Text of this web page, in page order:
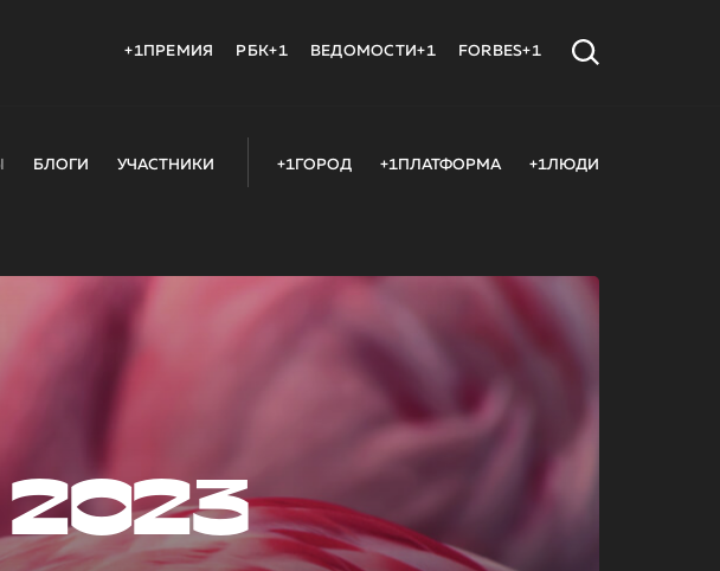
+1ПРЕМИЯ РБК+1 ВЕДОМОСТИ+1 FORBES+1
БЛОГИ УЧАСТНИКИ +1ГОРОД +1ПЛАТФОРМА +1ЛЮДИ
2023